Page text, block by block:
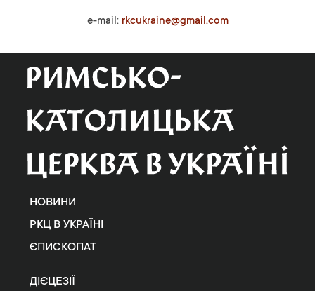
e-mail: rkcukraine@gmail.com
НОВИНИ
РКЦ В УКРАЇНІ
ЄПИСКОПАТ
ДІЄЦЕЗІЇ